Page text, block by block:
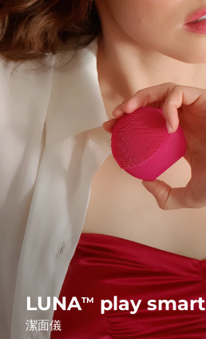
LUNATM play
潔面儀
issa™ Teeth Whitening Set
FAQ™ Dual LED Panel
熱門產品
特別優惠 暢
Polski
Svenska
Türkçe
简体中文
發貨國家
美國
英國
西班牙
澳洲
德國